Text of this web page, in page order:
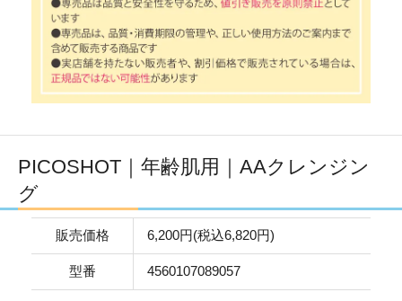
PICOSHOT｜年齢肌用｜AAクレンジン
グ
販売価格 6,200円(税込6,820円)
型番 4560107089057